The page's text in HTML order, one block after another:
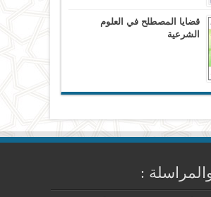
قضايا المصطلح في العلوم
الشرعية
: